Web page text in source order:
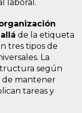
laboral.
de la etiqueta
tres tipos de
La
según
de mantener
tareas y